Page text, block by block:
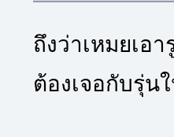
ถึงว่าเหมยเอ
ต้องเจอกับรุ่